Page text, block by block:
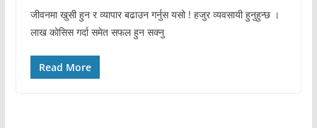
जीवनमा खुसी हुन र व्यापार बढाउन गर्नुस यसो ! हजुर व्यवसायी हुनुहुन्छ ।
लाख काेसिस गर्दा समेत सफल हुन सक्नु
Read More